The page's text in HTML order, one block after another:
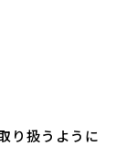
り扱うように